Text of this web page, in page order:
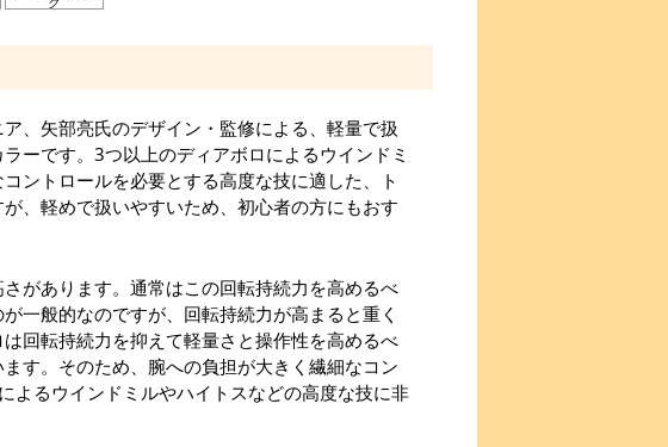
、矢部亮氏のデザイン・監修による、軽量で扱
ーです。3つ以上のディアボロによるウインドミ
ントロールを必要とする高度な技に適した、ト
、軽めで扱いやすいため、初心者の方にもおす
があります。通常はこの回転持続力を高めるべ
一般的なのですが、回転持続力が高まると重く
回転持続力を抑えて軽量さと操作性を高めるべ
す。そのため、腕への負担が大きく繊細なコン
よるウインドミルやハイトスなどの高度な技に非